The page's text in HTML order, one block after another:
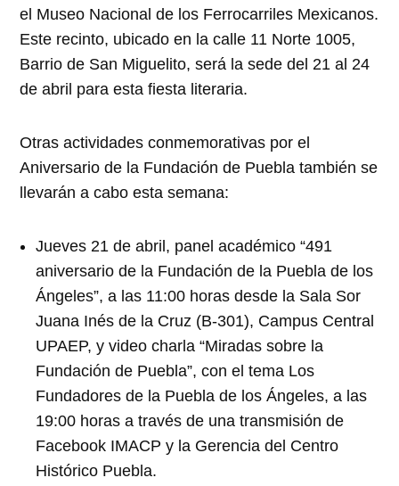
el Museo Nacional de los Ferrocarriles Mexicanos.
Este recinto, ubicado en la calle 11 Norte 1005,
Barrio de San Miguelito, será la sede del 21 al 24
de abril para esta fiesta literaria.
Otras actividades conmemorativas por el
Aniversario de la Fundación de Puebla también se
llevarán a cabo esta semana:
Jueves 21 de abril, panel académico “491
aniversario de la Fundación de la Puebla de los
Ángeles”, a las 11:00 horas desde la Sala Sor
Juana Inés de la Cruz (B-301), Campus Central
UPAEP, y video charla “Miradas sobre la
Fundación de Puebla”, con el tema Los
Fundadores de la Puebla de los Ángeles, a las
19:00 horas a través de una transmisión de
Facebook IMACP y la Gerencia del Centro
Histórico Puebla.